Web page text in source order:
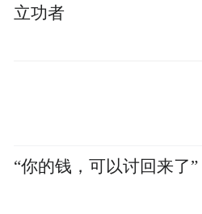
立功者
“你的钱，可以讨回来了”